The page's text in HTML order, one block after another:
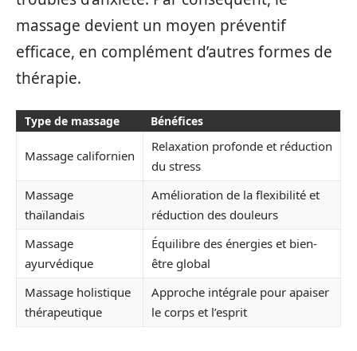
massage devient un moyen préventif
efficace, en complément d’autres formes de
thérapie.
Type de massage Bénéfices
Massage californien
Relaxation profonde et réduction
du stress
Massage
thaïlandais
Amélioration de la flexibilité et
réduction des douleurs
Massage
ayurvédique
Équilibre des énergies et bien-
être global
Massage holistique
thérapeutique
Approche intégrale pour apaiser
le corps et l’esprit